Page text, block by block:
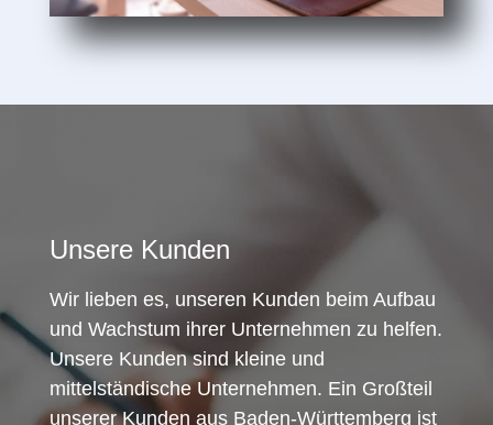
Unsere Kunden
Wir lieben es, unseren Kunden beim Aufbau
und Wachstum ihrer Unternehmen zu helfen.
Unsere Kunden sind kleine und
mittelständische Unternehmen. Ein Großteil
unserer Kunden aus Baden-Württemberg ist